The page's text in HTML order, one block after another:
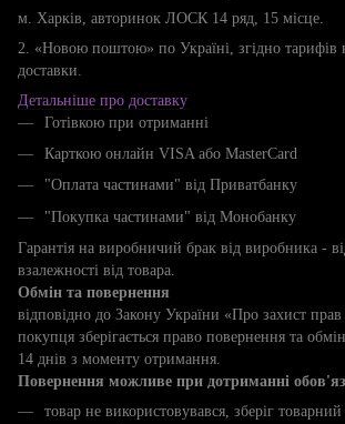
м. Харків, авторинок ЛОСК 14 ряд, 15 місце.
2. «Новою поштою» по Україні, згідно тарифів
доставки.
Детальніше про доставку
Готівкою при отриманні
Карткою онлайн VISA або MasterCard
"Оплата частинами" від Приватбанку
"Покупка частинами" від Монобанку
Гарантія на виробничий брак від виробника -
взалежності від товара.
Обмін та повернення
відповідно до Закону України «Про захист
покупця зберігається право повернення та
14 днів з моменту отримання.
Повернення можливе при дотриманні
товар не використовувався, зберіг